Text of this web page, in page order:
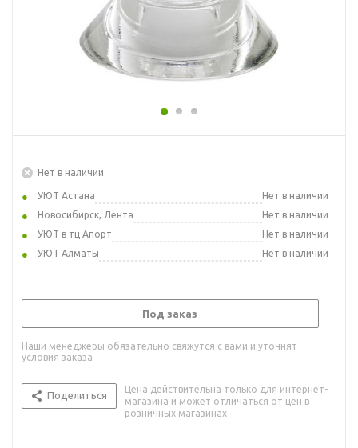
Нет в наличии
УЮТ Астана
Нет в наличии
Новосибирск, Лента
Нет в наличии
УЮТ в тц Апорт
Нет в наличии
УЮТ Алматы
Нет в наличии
Под заказ
Наши менеджеры обязательно свяжутся с вами и уточнят
условия заказа
Поделиться
Цена действительна только для интернет-
магазина и может отличаться от цен в
розничных магазинах